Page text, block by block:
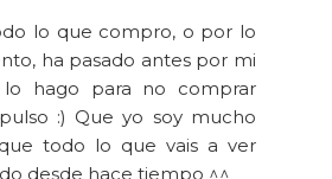
lo que compro, o por lo
ha pasado antes por mi
lo hago para no comprar
:) Que yo soy mucho
todo lo que vais a ver
desde hace tiempo ^^